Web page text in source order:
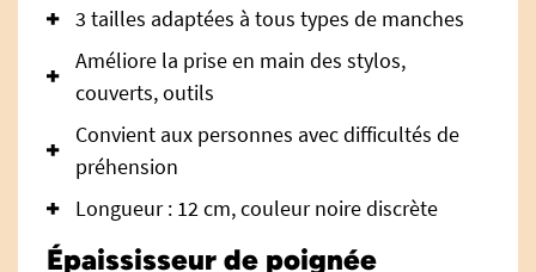
3 tailles adaptées à tous types de manches
Améliore la prise en main des stylos,
couverts, outils
Convient aux personnes avec difficultés de
préhension
Longueur : 12 cm, couleur noire discrète
Épaississeur de poignée